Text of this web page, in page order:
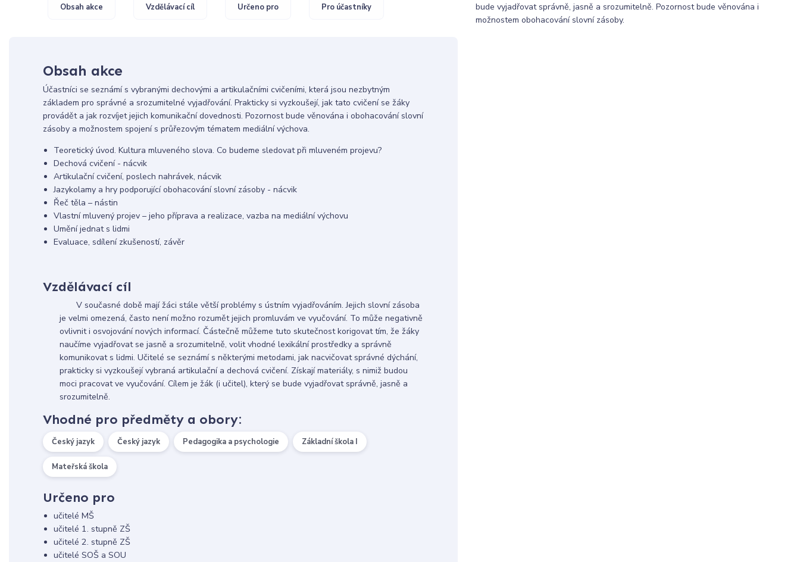
Obsah akce Vzdělávací cíl Určeno pro Pro účastníky
Obsah akce
Účastníci se seznámí s vybranými dechovými a artikulačními cvičeními, která jsou nezbytným
základem pro správné a srozumitelné vyjadřování. Prakticky si vyzkoušejí, jak tato cvičení se žáky
provádět a jak rozvíjet jejich komunikační dovednosti. Pozornost bude věnována i obohacování slovní
zásoby a možnostem spojení s průřezovým tématem mediální výchova.
Teoretický úvod. Kultura mluveného slova. Co budeme sledovat při mluveném projevu?
Dechová cvičení - nácvik
Artikulační cvičení, poslech nahrávek, nácvik
Jazykolamy a hry podporující obohacování slovní zásoby - nácvik
Řeč těla – nástin
Vlastní mluvený projev – jeho příprava a realizace, vazba na mediální výchovu
Umění jednat s lidmi
Evaluace, sdílení zkušeností, závěr
Vzdělávací cíl
V současné době mají žáci stále větší problémy s ústním vyjadřováním. Jejich slovní zásoba
je velmi omezená, často není možno rozumět jejich promluvám ve vyučování. To může negativně
ovlivnit i osvojování nových informací. Částečně můžeme tuto skutečnost korigovat tím, že žáky
naučíme vyjadřovat se jasně a srozumitelně, volit vhodné lexikální prostředky a správně
komunikovat s lidmi. Učitelé se seznámí s některými metodami, jak nacvičovat správné dýchání,
prakticky si vyzkoušejí vybraná artikulační a dechová cvičení. Získají materiály, s nimiž budou
moci pracovat ve vyučování. Cílem je žák (i učitel), který se bude vyjadřovat správně, jasně a
srozumitelně.
Vhodné pro předměty a obory:
Český jazyk Český jazyk Pedagogika a psychologie Základní škola I
Mateřská škola
Určeno pro
učitelé MŠ
učitelé 1. stupně ZŠ
učitelé 2. stupně ZŠ
učitelé SOŠ a SOU
bude vyjadřovat správně, jasně a srozumitelně. Pozornost bude věnována i
možnostem obohacování slovní zásoby.